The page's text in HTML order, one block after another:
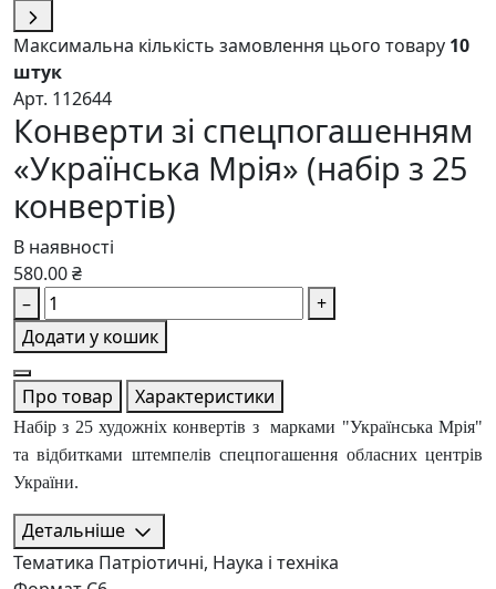
Максимальна кількість замовлення цього товару 10
штук
Арт. 112644
Конверти зі спецпогашенням
«Українська Мрія» (набір з 25
конвертів)
В наявності
580.00 ₴
–
+
Додати у кошик
Про товар Характеристики
Набір з 25 художніх конвертів з марками "Українська Мрія"
та відбитками штемпелів спецпогашення обласних центрів
України.
Детальніше
Тематика Патріотичні, Наука і техніка